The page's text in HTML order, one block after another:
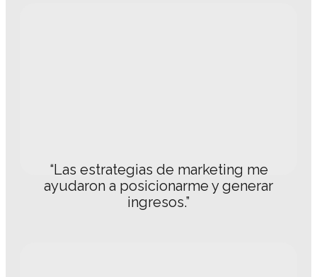
“Las estrategias de marketing me
ayudaron a posicionarme y generar
ingresos.”